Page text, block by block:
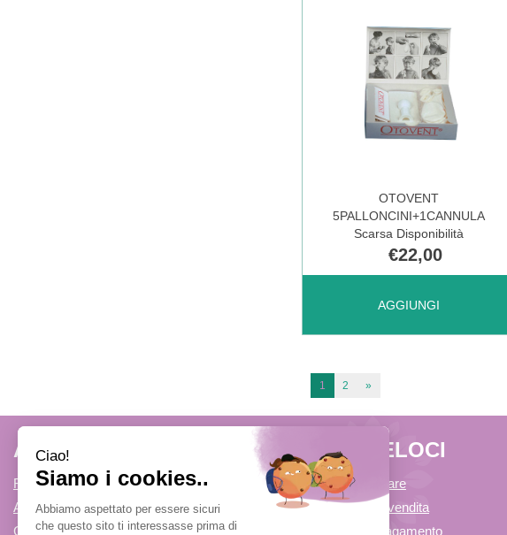
10ML AL
CARRELLO
OTOVENT
5PALLONCINI+1CANNULA
Scarsa Disponibilità
€22,00
AGGIUNGI
AGGIUNGI OTOVENT
CARRELLO
1 2 »
AREA UTENTE
Registrati
Accedi
Contatti
LINK VELOCI
Come Prenotare
Condizioni di vendita
Modalità di Pagamento